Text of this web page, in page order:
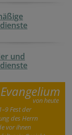
und
Evangelium
von heute
Fest der
des Herrn
vor ihnen